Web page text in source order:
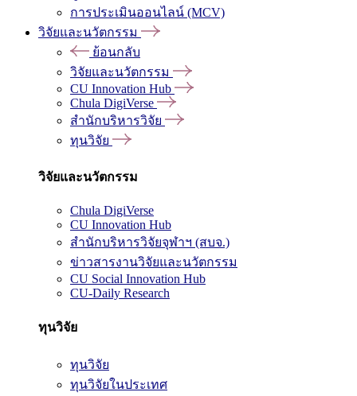
การประเมินออนไลน์ (MCV)
วิจัยและนวัตกรรม
ย้อนกลับ
วิจัยและนวัตกรรม
CU Innovation Hub
Chula DigiVerse
สำนักบริหารวิจัย
ทุนวิจัย
วิจัยและนวัตกรรม
Chula DigiVerse
CU Innovation Hub
สำนักบริหารวิจัยจุฬาฯ (สบจ.)
ข่าวสารงานวิจัยและนวัตกรรม
CU Social Innovation Hub
CU-Daily Research
ทุนวิจัย
ทุนวิจัย
ทุนวิจัยในประเทศ